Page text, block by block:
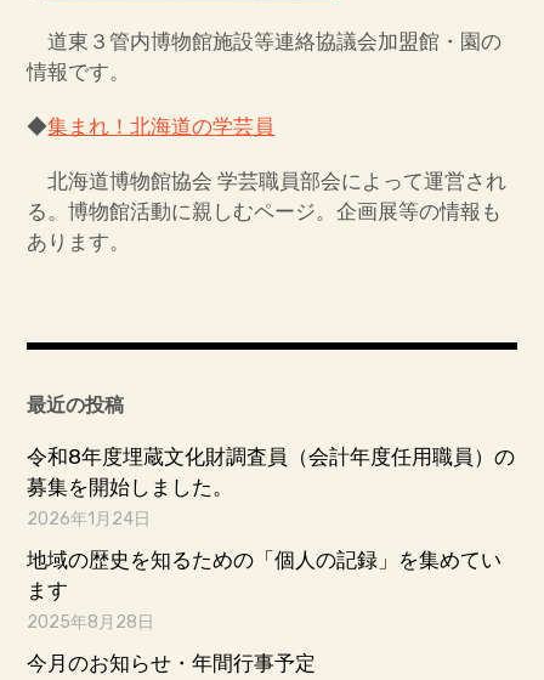
道東３管内博物館施設等連絡協議会加盟館・園の
情報です。
◆集まれ！北海道の学芸員
北海道博物館協会 学芸職員部会によって運営され
る。博物館活動に親しむページ。企画展等の情報も
あります。
最近の投稿
令和8年度埋蔵文化財調査員（会計年度任用職員）の
募集を開始しました。
2026年1月24日
地域の歴史を知るための「個人の記録」を集めてい
ます
2025年8月28日
今月のお知らせ・年間行事予定